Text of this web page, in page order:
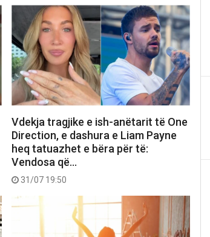
Vdekja tragjike e ish-anëtarit të One
Direction, e dashura e Liam Payne
heq tatuazhet e bëra për të:
Vendosa që…
31/07 19:50